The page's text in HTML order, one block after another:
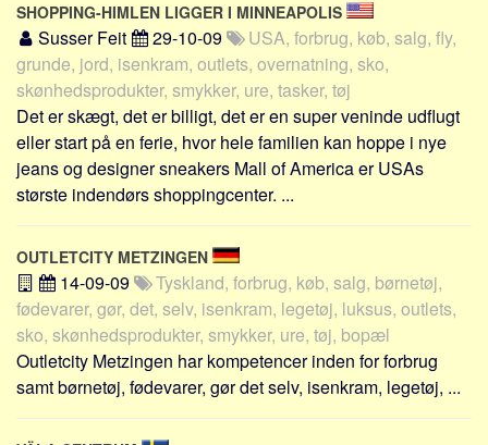
SHOPPING-HIMLEN LIGGER I MINNEAPOLIS
Susser Feit 29-10-09
USA, forbrug, køb, salg, fly,
grunde, jord, isenkram, outlets, overnatning, sko,
skønhedsprodukter, smykker, ure, tasker, tøj
Det er skægt, det er billigt, det er en super veninde udflugt
eller start på en ferie, hvor hele familien kan hoppe i nye
jeans og designer sneakers Mall of America er USAs
største indendørs shoppingcenter. ...
OUTLETCITY METZINGEN
14-09-09
Tyskland, forbrug, køb, salg, børnetøj,
fødevarer, gør, det, selv, isenkram, legetøj, luksus, outlets,
sko, skønhedsprodukter, smykker, ure, tøj, bopæl
Outletcity Metzingen har kompetencer inden for forbrug
samt børnetøj, fødevarer, gør det selv, isenkram, legetøj, ...